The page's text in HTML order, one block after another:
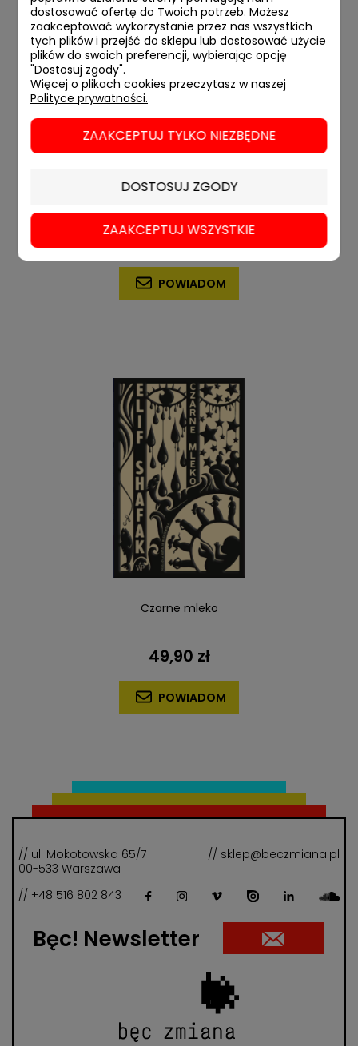
Apeirogon
44,90 zł
POWIADOM
Czarne mleko
49,90 zł
POWIADOM
// ul. Mokotowska 65/7
00-533 Warszawa
// sklep@beczmiana.pl
// +48 516 802 843
Bęc! Newsletter
dostosować ofertę do Twoich potrzeb. Możesz
zaakceptować wykorzystanie przez nas wszystkich
tych plików i przejść do sklepu lub dostosować użycie
plików do swoich preferencji, wybierając opcję
"Dostosuj zgody".
Więcej o plikach cookies przeczytasz w naszej
Polityce prywatności.
ZAAKCEPTUJ TYLKO NIEZBĘDNE
DOSTOSUJ ZGODY
ZAAKCEPTUJ WSZYSTKIE